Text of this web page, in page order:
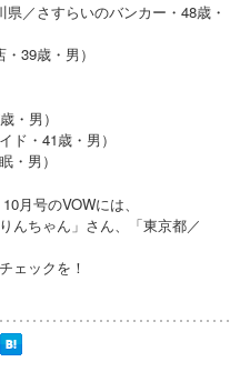
県／さすらいのバンカー・48歳・
39歳・男）
・男）
ド・41歳・男）
・男）
月号のVOWには、
んちゃん」さん、「東京都／
ェックを！